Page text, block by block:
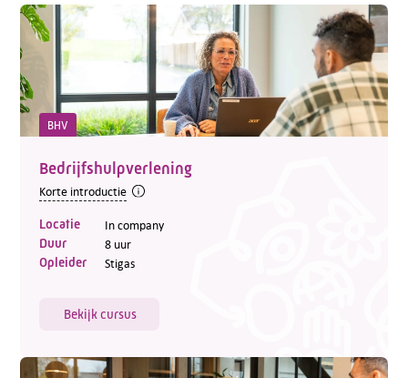
BHV
Bedrijfshulpverlening
Korte introductie
Locatie In company
Duur 8 uur
Opleider Stigas
Bekijk cursus